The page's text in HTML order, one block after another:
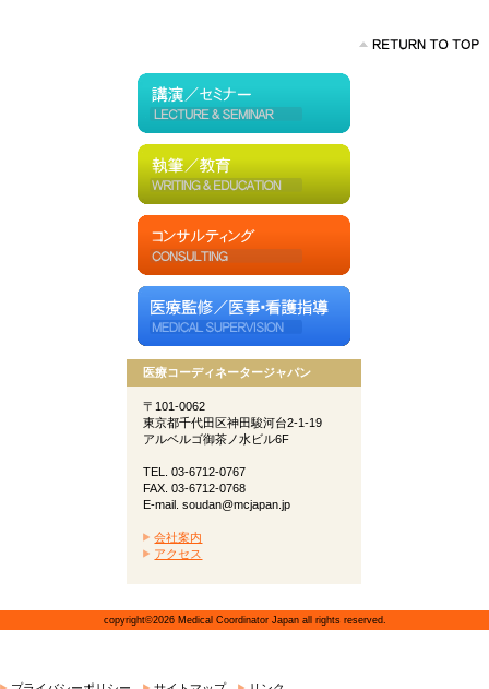
医療コーディネータージャパン
〒101-0062
東京都千代田区神田駿河台2-1-19
アルベルゴ御茶ノ水ビル6F
TEL. 03-6712-0767
FAX. 03-6712-0768
E-mail. soudan@mcjapan.jp
会社案内
アクセス
copyright©2026 Medical Coordinator Japan all rights reserved.